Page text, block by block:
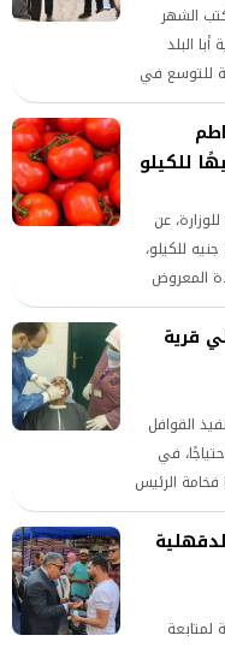
الشهر
البلد
للتوسع في
المواطنين
جودة
عن
طرح الطماطم بالمجمعات الاستهلاكية بسعر 20 جنيه للكيلو،
زيادة المعروض
قرية
القوافل
في
فخامة الرئيس
لمتابعة